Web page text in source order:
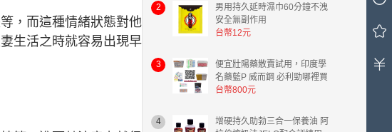
，而這種情緒狀態對他
生活之時就容易出現早
2
男用持久延時濕巾60分鐘不洩
安全無副作用
台幣12元
3
便宜壯陽藥散賣試用，印度學
名藥藍P 威而鋼 必利勁哪裡買
台幣800元
4
增硬持久助勃三合一保養油 阿
中
0
件